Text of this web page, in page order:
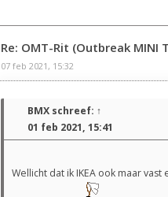
Re: OMT-Rit (Outbreak MINI
07 feb 2021, 15:32
BMX schreef: ↑
01 feb 2021, 15:41
Wellicht dat ik IKEA ook maar